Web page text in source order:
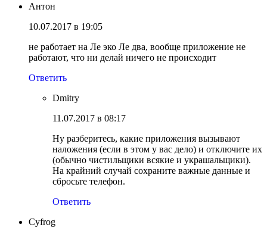
Антон
10.07.2017 в 19:05
не работает на Ле эко Ле два, вообще приложение не
работают, что ни делай ничего не происходит
Ответить
Dmitry
11.07.2017 в 08:17
Ну разберитесь, какие приложения вызывают
наложения (если в этом у вас дело) и отключите их
(обычно чистильщики всякие и украшальщики).
На крайний случай сохраните важные данные и
сбросьте телефон.
Ответить
Cyfrog